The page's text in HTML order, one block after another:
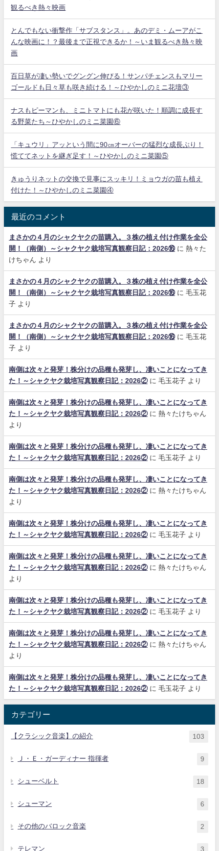
観るべき熱々映画
とんでもない衝撃作「サブスタンス」。あのデミ・ムーアがこ
んな映画に！？最後まで正視できるか！～いま観るべき熱々映
画
百日草が凄い勢いでグングン伸びる！サンパチェンスもマリー
ゴールドも日々草も咲き続ける！～ひやかしのミニ花壇③
ナスもピーマンも、ミニトマトにも花が咲いた！順調に成長す
る野菜たち～ひやかしのミニ菜園⑥
「キュウリ」アッという間に90㎝オーバーの猛烈な成長ぶり！
慌ててネットを継ぎ足す！～ひやかしのミニ菜園⑤
きゅうりネットの交換で見事にスッキリ！ミョウガの苗も植え
付けた！～ひやかしのミニ菜園④
最近のコメント
まさかの４月のシャクヤクの苗購入。３株の植え付け作業を全公
開！（南側）～シャクヤク栽培写真観察日記：2026⑯に 熱々た
けちゃん より
まさかの４月のシャクヤクの苗購入。３株の植え付け作業を全公
開！（南側）～シャクヤク栽培写真観察日記：2026⑯に 毛玉花
子 より
まさかの４月のシャクヤクの苗購入。３株の植え付け作業を全公
開！（南側）～シャクヤク栽培写真観察日記：2026⑯に 毛玉花
子 より
南側は次々と発芽！株分けの品種も発芽し、凄いことになってき
た！～シャクヤク栽培写真観察日記：2026②に 毛玉花子 より
南側は次々と発芽！株分けの品種も発芽し、凄いことになってき
た！～シャクヤク栽培写真観察日記：2026②に 熱々たけちゃん
より
南側は次々と発芽！株分けの品種も発芽し、凄いことになってき
た！～シャクヤク栽培写真観察日記：2026②に 毛玉花子 より
南側は次々と発芽！株分けの品種も発芽し、凄いことになってき
た！～シャクヤク栽培写真観察日記：2026②に 熱々たけちゃん
より
南側は次々と発芽！株分けの品種も発芽し、凄いことになってき
た！～シャクヤク栽培写真観察日記：2026②に 毛玉花子 より
南側は次々と発芽！株分けの品種も発芽し、凄いことになってき
た！～シャクヤク栽培写真観察日記：2026②に 熱々たけちゃん
より
南側は次々と発芽！株分けの品種も発芽し、凄いことになってき
た！～シャクヤク栽培写真観察日記：2026②に 毛玉花子 より
南側は次々と発芽！株分けの品種も発芽し、凄いことになってき
た！～シャクヤク栽培写真観察日記：2026②に 熱々たけちゃん
より
南側は次々と発芽！株分けの品種も発芽し、凄いことになってき
た！～シャクヤク栽培写真観察日記：2026②に 毛玉花子 より
カテゴリー
【クラシック音楽】の紹介 103
Ｊ・Ｅ・ガーディナー 指揮者 9
シューベルト 18
シューマン 6
その他のバロック音楽 2
テレマン 3